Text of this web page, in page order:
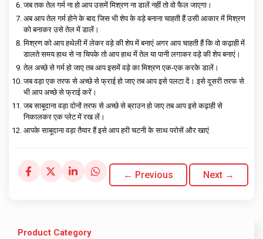
जब तक तेल गर्म ना हो आप उसमें मिश्रण ना डालें नहीं तो वो फैल जाएगा।
अब आप तेल गर्म होने के बाद जिस भी शेप के वड़े बनाना चाहती हैं उसी आकार में मिश्रण
को बनाकर उसे तेल में डालें।
मिश्रण को आप हथेली में लेकर वड़े की शेप में बनाएं अगर आप चाहती हैं कि वो कढ़ाही में
डालते समय हाथ से ना चिपके तो आप हाथ में तेल या पानी लगाकर वड़े की शेप बनाएं।
तेल अच्छे से गर्म हो जाए तब आप इसमें वड़े का मिश्रण एक-एक करके डालें।
जब वड़ा एक तरफ से अच्छे से फ्राई हो जाए तब आप इसे पलटा दें। इसे दूसरी तरफ से
भी आप अच्छे से फ्राई करें।
जब साबूदाना वड़ा दोनों तरफ से अच्छे से ब्राउन हो जाए तब आप इसे कढ़ाही से
निकालकर एक प्लेट में रख लें।
आपके साबूदाना वड़ा तैयार हैं इसे आप हरी चटनी के साथ परोसें और खाएं
← Previous Next →
Product Category